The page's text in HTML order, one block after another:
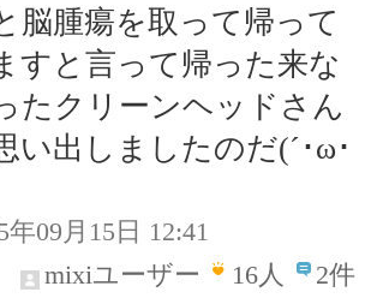
脳腫瘍を取って帰って
すと言って帰った来な
たクリーンヘッドさん
い出しましたのだ(´･ω･
年09月15日 12:41
mixiユーザー
16人 2件